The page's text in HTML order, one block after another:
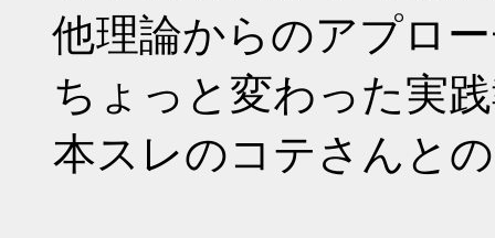
他理論からのアプロ
ちょっと変わった実
本スレのコテさんと